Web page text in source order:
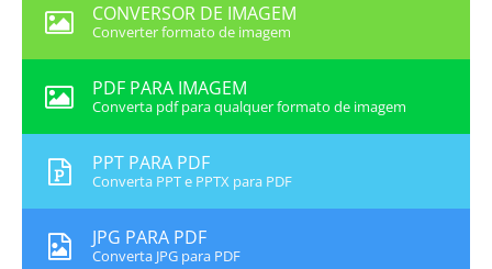
CONVERSOR DE IMAGEM
Converter formato de imagem
PDF PARA IMAGEM
Converta pdf para qualquer formato de imagem
PPT PARA PDF
Converta PPT e PPTX para PDF
JPG PARA PDF
Converta JPG para PDF